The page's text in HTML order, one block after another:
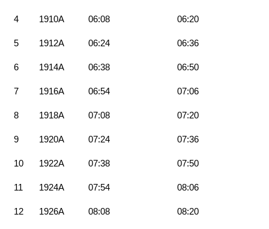
4 1910A 06:08 06:20
5 1912A 06:24 06:36
6 1914A 06:38 06:50
7 1916A 06:54 07:06
8 1918A 07:08 07:20
9 1920A 07:24 07:36
10 1922A 07:38 07:50
11 1924A 07:54 08:06
12 1926A 08:08 08:20